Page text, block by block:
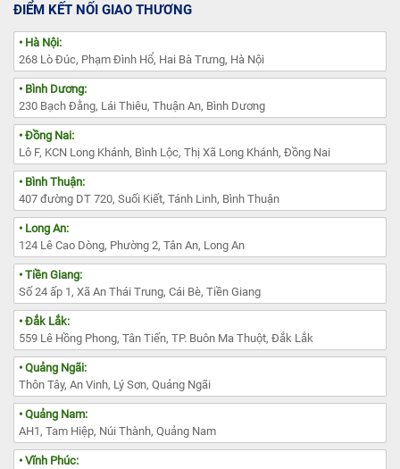
ĐIỂM KẾT NỐI GIAO THƯƠNG
• Hà Nội:
268 Lò Đúc, Phạm Đình Hổ, Hai Bà Trưng, Hà Nội
• Bình Dương:
230 Bạch Đằng, Lái Thiêu, Thuận An, Bình Dương
• Đồng Nai:
Lô F, KCN Long Khánh, Bình Lộc, Thị Xã Long Khánh, Đồng Nai
• Bình Thuận:
407 đường DT 720, Suối Kiết, Tánh Linh, Bình Thuận
• Long An:
124 Lê Cao Dòng, Phường 2, Tân An, Long An
• Tiền Giang:
Số 24 ấp 1, Xã An Thái Trung, Cái Bè, Tiền Giang
• Đắk Lắk:
559 Lê Hồng Phong, Tân Tiến, TP. Buôn Ma Thuột, Đắk Lắk
• Quảng Ngãi:
Thôn Tây, An Vinh, Lý Sơn, Quảng Ngãi
• Quảng Nam:
AH1, Tam Hiệp, Núi Thành, Quảng Nam
• Vĩnh Phúc: